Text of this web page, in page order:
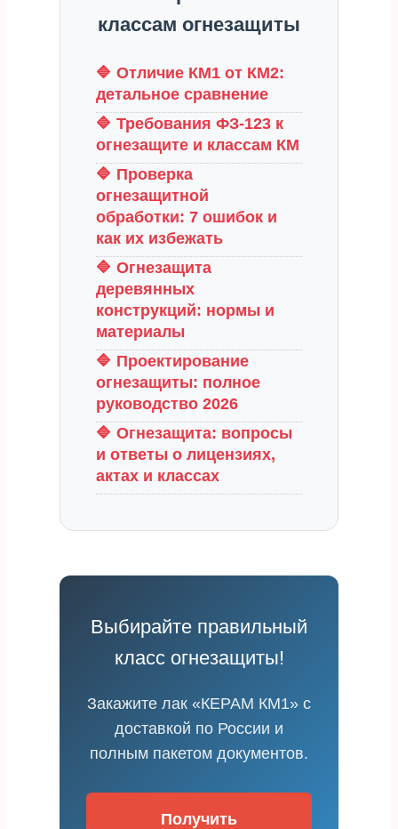
протоколы испытаний и
инструкцию по нанесению.
классам огнезащиты
🔷 Отличие КМ1 от КМ2:
детальное сравнение
🔷 Требования ФЗ-123 к
огнезащите и классам КМ
🔷 Проверка
огнезащитной
обработки: 7 ошибок и
как их избежать
🔷 Огнезащита
деревянных
конструкций: нормы и
материалы
🔷 Проектирование
огнезащиты: полное
руководство 2026
🔷 Огнезащита: вопросы
и ответы о лицензиях,
актах и классах
Выбирайте правильный
класс огнезащиты!
Закажите лак «КЕРАМ КМ1» с
доставкой по России и
полным пакетом документов.
Получить